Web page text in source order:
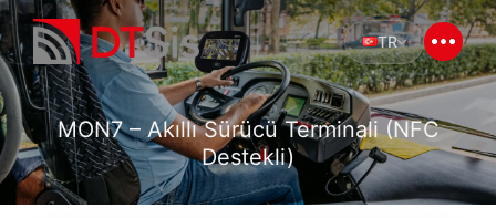
TR
MON7 – Akıllı Sürücü Terminali (NFC
Destekli)